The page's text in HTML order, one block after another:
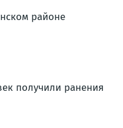
районе
получили ранения